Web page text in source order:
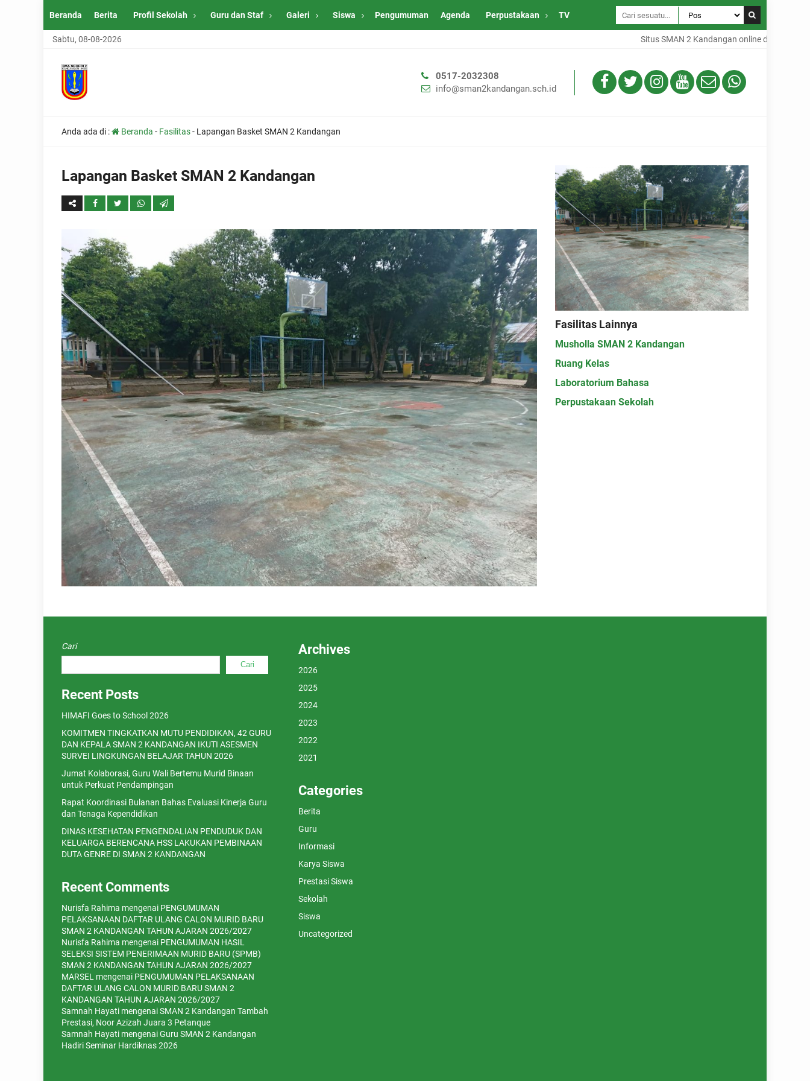
Beranda Berita Profil Sekolah Guru dan Staf Galeri Siswa Pengumuman Agenda Perpustakaan TV
Sabtu, 08-08-2026 Situs SMAN 2 Kandangan online dari Desa
0517-2032308
info@sman2kandangan.sch.id
Anda ada di : Beranda - Fasilitas- Lapangan Basket SMAN 2 Kandangan
Lapangan Basket SMAN 2 Kandangan
Fasilitas Lainnya
Musholla SMAN 2 Kandangan
Ruang Kelas
Laboratorium Bahasa
Perpustakaan Sekolah
Cari
Cari
Recent Posts
HIMAFI Goes to School 2026
KOMITMEN TINGKATKAN MUTU PENDIDIKAN, 42 GURU
DAN KEPALA SMAN 2 KANDANGAN IKUTI ASESMEN
SURVEI LINGKUNGAN BELAJAR TAHUN 2026
Jumat Kolaborasi, Guru Wali Bertemu Murid Binaan
untuk Perkuat Pendampingan
Rapat Koordinasi Bulanan Bahas Evaluasi Kinerja Guru
dan Tenaga Kependidikan
DINAS KESEHATAN PENGENDALIAN PENDUDUK DAN
KELUARGA BERENCANA HSS LAKUKAN PEMBINAAN
DUTA GENRE DI SMAN 2 KANDANGAN
Recent Comments
Nurisfa Rahima mengenai PENGUMUMAN
PELAKSANAAN DAFTAR ULANG CALON MURID BARU
SMAN 2 KANDANGAN TAHUN AJARAN 2026/2027
Nurisfa Rahima mengenai PENGUMUMAN HASIL
SELEKSI SISTEM PENERIMAAN MURID BARU (SPMB)
SMAN 2 KANDANGAN TAHUN AJARAN 2026/2027
MARSEL mengenai PENGUMUMAN PELAKSANAAN
DAFTAR ULANG CALON MURID BARU SMAN 2
KANDANGAN TAHUN AJARAN 2026/2027
Samnah Hayati mengenaiSMAN 2 Kandangan Tambah
Prestasi, Noor Azizah Juara 3 Petanque
Samnah Hayati mengenaiGuru SMAN 2 Kandangan
Hadiri Seminar Hardiknas 2026
Archives
2026
2025
2024
2023
2022
2021
Categories
Berita
Guru
Informasi
Karya Siswa
Prestasi Siswa
Sekolah
Siswa
Uncategorized